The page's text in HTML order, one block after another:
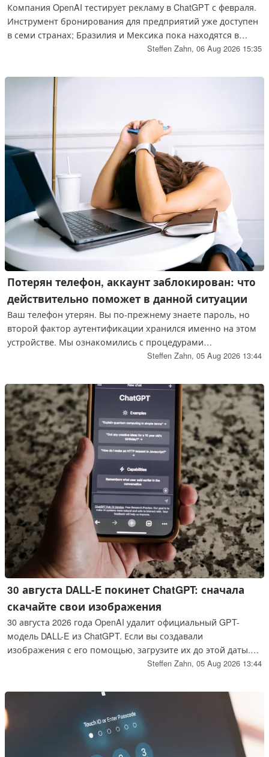
Компания OpenAI тестирует рекламу в ChatGPT с февраля.
Инструмент бронирования для предприятий уже доступен
в семи странах; Бразилия и Мексика пока находятся в
ожидании, а Германия вообще отсутствует в списке. От
либо количеством ежедневных сообщений, либо
абонентской платой.
Steffen Zahn, 06 Aug 2026 15:35
Потерян телефон, аккаунт заблокирован: что
действительно поможет в данной ситуации
Ваш телефон утерян. Вы по-прежнему знаете пароль, но
второй фактор аутентификации хранился именно на этом
устройстве. Мы ознакомились с процедурами
восстановления доступа на сайтах Google, Apple и Microsoft,
шесть сводятся к одному и тому же. Ничего нельзя
настроить задним числом, а у одного из провайдеров
аккаунт утрачен навсегда.
Steffen Zahn, 05 Aug 2026 13:44
30 августа DALL-E покинет ChatGPT: сначала
скачайте свои изображения
30 августа 2026 года OpenAI удалит официальный GPT-
модель DALL-E из ChatGPT. Если вы создавали
изображения с его помощью, загрузите их до этой даты.
На смену ей придет сервис ChatGPT Images, который будет
аккаунты. Это изменение не затронет пользовательские
GPT с функцией генерации изображений. Ниже приведена
информация о том, что будет удалено, что останется и как
сохранить ваши изображения.
Steffen Zahn, 05 Aug 2026 13:44